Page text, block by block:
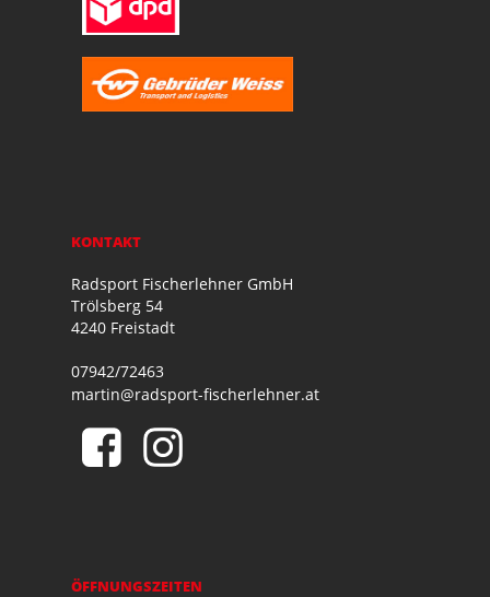
KONTAKT
Radsport Fischerlehner GmbH
Trölsberg 54
4240 Freistadt
07942/72463
martin@radsport-fischerlehner.at
ÖFFNUNGSZEITEN